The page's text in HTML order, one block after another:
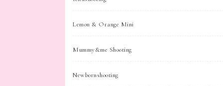
Lemon & Orange Mini
Mummy&me Shooting
Newbornshooting